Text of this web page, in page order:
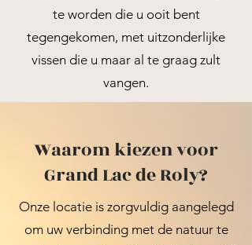
te worden die u ooit bent
tegengekomen, met uitzonderlijke
vissen die u maar al te graag zult
vangen.
Waarom kiezen voor
Grand Lac de Roly?
Onze locatie is zorgvuldig aangelegd
om uw verbinding met de natuur te